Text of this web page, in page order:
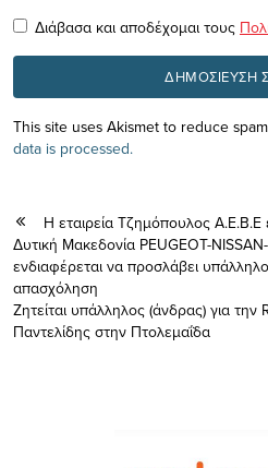
Διάβασα και αποδέχομαι τους
This site uses Akismet to reduce
data is processed.
Η εταιρεία Τζημόπουλος Α.Ε.Β.Ε
Δυτική Μακεδονία PEUGEOT-
ενδιαφέρεται να προσλάβει
απασχόληση
Ζητείται υπάλληλος (άνδρας) για
Παντελίδης στην Πτολεμαΐδα